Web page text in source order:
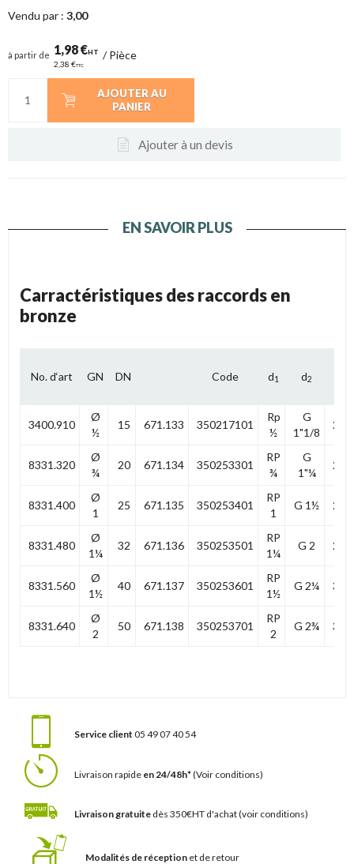
Vendu par : 3,00
à partir de 1,98 €HT
2,38 €TTC
/Pièce
AJOUTER AU
PANIER
Ajouter à un devis
EN SAVOIR PLUS
Carractéristiques des raccords en
bronze
No. d‘art GN DN Code d1 d2
3400.910
Ø
½
15 671.133 350217101
Rp
½
G
1"1/8
22,5
8331.320
Ø
¾
20 671.134 350253301
RP
¾
G
1"¼
22,5
8331.400
Ø
1
25 671.135 350253401
RP
1
G 1½ 27,0
8331.480
Ø
1¼
32 671.136 350253501
RP
1¼
G 2 29,0
8331.560
Ø
1½
40 671.137 350253601
RP
1½
G 2¼ 33,0
8331.640
Ø
2
50 671.138 350253701
RP
2
G 2¾ 35,5
Service client 05 49 07 40 54
Livraison rapide en 24/48h*(Voir conditions)
Livraison gratuite dès 350€HT d'achat(voir conditions)
Modalités de réception et de retour